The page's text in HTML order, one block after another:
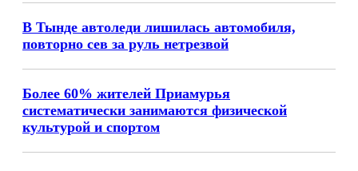
В Тынде автоледи лишилась автомобиля,
повторно сев за руль нетрезвой
Более 60% жителей Приамурья
систематически занимаются физической
культурой и спортом